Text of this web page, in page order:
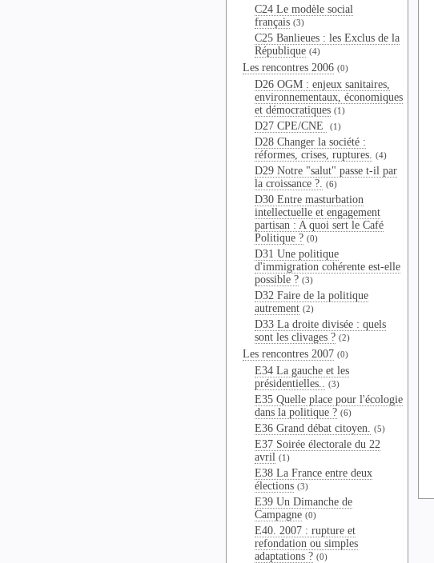
C24 Le modèle social
français (3)
C25 Banlieues : les Exclus de la
République (4)
Les rencontres 2006 (0)
D26 OGM : enjeux sanitaires,
environnementaux, économiques
et démocratiques (1)
D27 CPE/CNE (1)
D28 Changer la société :
réformes, crises, ruptures. (4)
D29 Notre "salut" passe t-il par
la croissance ?. (6)
D30 Entre masturbation
intellectuelle et engagement
partisan : A quoi sert le Café
Politique ? (0)
D31 Une politique
d'immigration cohérente est-elle
possible ? (3)
D32 Faire de la politique
autrement (2)
D33 La droite divisée : quels
sont les clivages ? (2)
Les rencontres 2007 (0)
E34 La gauche et les
présidentielles.. (3)
E35 Quelle place pour l'écologie
dans la politique ? (6)
E36 Grand débat citoyen. (5)
E37 Soirée électorale du 22
avril (1)
E38 La France entre deux
élections (3)
E39 Un Dimanche de
Campagne (0)
E40. 2007 : rupture et
refondation ou simples
adaptations ? (0)